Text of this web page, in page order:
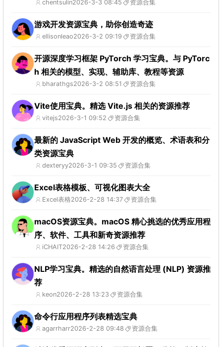
chentsulin2026-3-3 08:45 资源合集
游戏开发资源宝典，助你创造奇迹
ellisonleao2026-3-2 09:19 资源合集
开源深度学习框架 PyTorch 学习宝典。与 PyTorc
h 相关的模型、实现、辅助库、教程等资源
bharathgs2026-3-2 08:51 资源合集
Vite使用宝典。精选 Vite.js 相关的资源推荐
vitejs2026-3-1 09:52 资源合集
最新的 JavaScript Web 开发的概览、术语表和分
类资源宝典
dexteryy2026-3-1 09:35 资源合集
Excel表格模板、可视化图表大全
Excel表格2026-2-28 14:37 资源合集
macOS资源宝典。macOS 精心挑选的优秀应用程
序、软件、工具和新奇资源推荐
iCHAIT2026-2-28 14:26 资源合集
NLP学习宝典。精选的自然语言处理 (NLP) 资源推
荐
keon2026-2-28 13:23 资源合集
命令行应用程序列表精选宝典
agarrharr2026-2-28 09:48 资源合集